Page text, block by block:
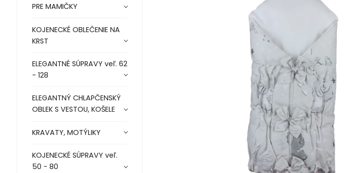
PRE MAMIČKY
KOJENECKÉ OBLEČENIE NA
KRST
ELEGANTNÉ SÚPRAVY veľ. 62
- 128
ELEGANTNÝ CHLAPČENSKÝ
OBLEK S VESTOU, KOŠELE
KRAVATY, MOTÝLIKY
KOJENECKÉ SÚPRAVY veľ.
50 - 80